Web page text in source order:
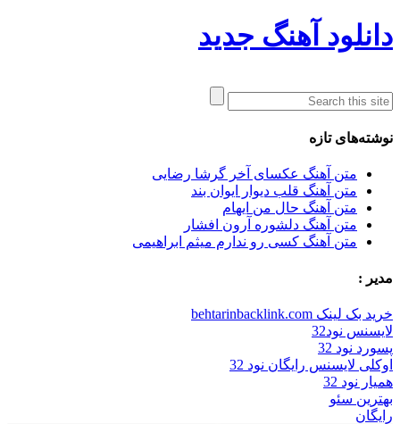
دانلود آهنگ جدید
نوشته‌های تازه
متن آهنگ عکسای آخر گرشا رضایی
متن آهنگ قلب دیوار ایوان بند
متن آهنگ حال من ایهام
متن آهنگ دلشوره آرون افشار
متن آهنگ کسی رو ندارم میثم ابراهیمی
مدیر :
خرید بک لینک behtarinbacklink.com
لایسنس نود32
پسورد نود 32
اوکلی لایسنس رایگان نود 32
همیار نود 32
بهترین سئو
رایگان